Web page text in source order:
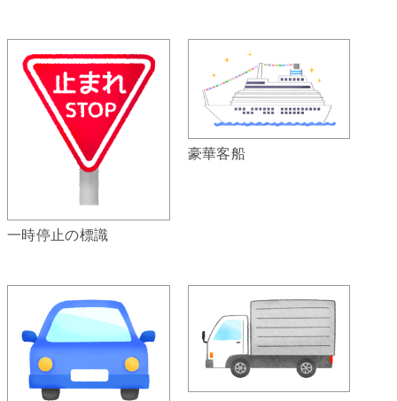
一時停止の標識
豪華客船